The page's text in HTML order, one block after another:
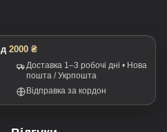
2000 ₴
Доставка 1–3 робочі дні • Нова
пошта / Укрпошта
Відправка за кордон